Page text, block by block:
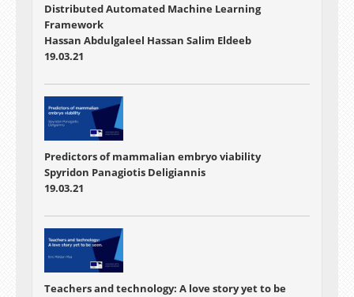
Distributed Automated Machine Learning
Framework
Hassan Abdulgaleel Hassan Salim Eldeeb
19.03.21
Predictors of mammalian embryo viability
Spyridon Panagiotis Deligiannis
19.03.21
Teachers and technology: A love story yet to be